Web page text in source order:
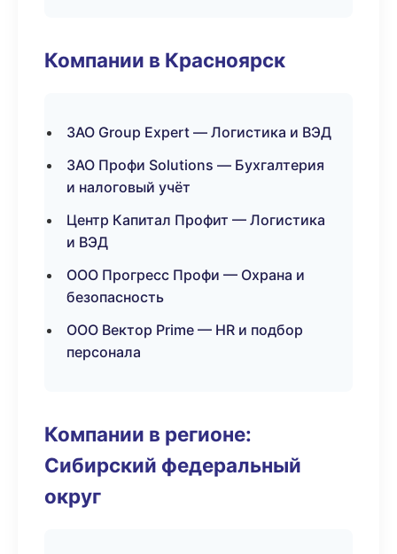
Компании в Красноярск
ЗАО Group Expert — Логистика и ВЭД
ЗАО Профи Solutions — Бухгалтерия
и налоговый учёт
Центр Капитал Профит — Логистика
и ВЭД
ООО Прогресс Профи — Охрана и
безопасность
ООО Вектор Prime — HR и подбор
персонала
Компании в регионе:
Сибирский федеральный
округ